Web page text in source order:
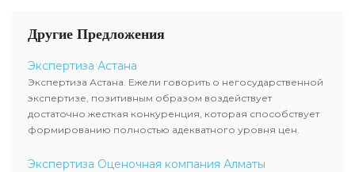
уровня цен.
Другие Предложения
Экспертиза Астана
Экспертиза Астана. Ежели говорить о негосударственной
экспертизе, позитивным образом воздействует
достаточно жесткая конкуренция, которая способствует
формированию полностью адекватного уровня цен.
Экспертиза Оценочная компания Алматы